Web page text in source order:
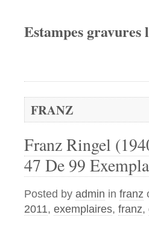
Estampes gravures
FRANZ
Franz Ringel
47 De 99
Posted by admin in franz
2011, exemplaires, franz,